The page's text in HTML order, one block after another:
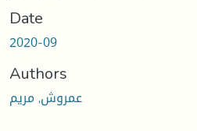
Date
2020-09
Authors
عمروش, مريم